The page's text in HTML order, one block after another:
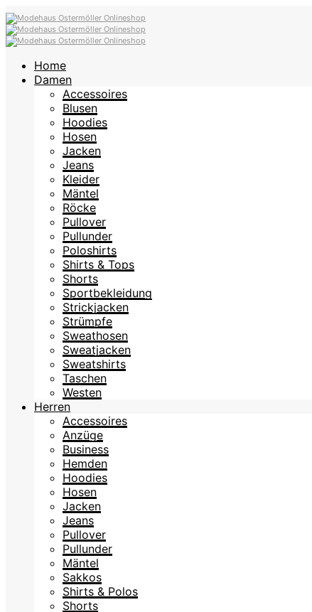
Home
Damen
Accessoires
Blusen
Hoodies
Hosen
Jacken
Jeans
Kleider
Mäntel
Röcke
Pullover
Pullunder
Poloshirts
Shirts & Tops
Shorts
Sportbekleidung
Strickjacken
Strümpfe
Sweathosen
Sweatjacken
Sweatshirts
Taschen
Westen
Herren
Accessoires
Anzüge
Business
Hemden
Hoodies
Hosen
Jacken
Jeans
Pullover
Pullunder
Mäntel
Sakkos
Shirts & Polos
Shorts